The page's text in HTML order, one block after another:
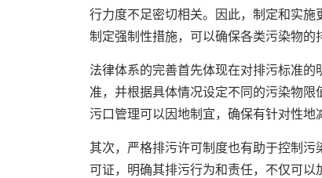
行力度不足密切相关。因此，制定和实
制定强制性措施，可以确保各类污染物的
法律体系的完善首先体现在对排污标准
准，并根据具体情况设定不同的污染物
污口管理可以因地制宜，确保有针对性地
其次，严格排污许可制度也有助于控制
可证，明确其排污行为和责任，不仅可